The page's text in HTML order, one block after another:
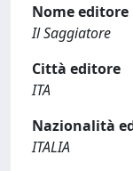
Nome editore
Il Saggiatore
Città editore
ITA
Nazionalità
ITALIA